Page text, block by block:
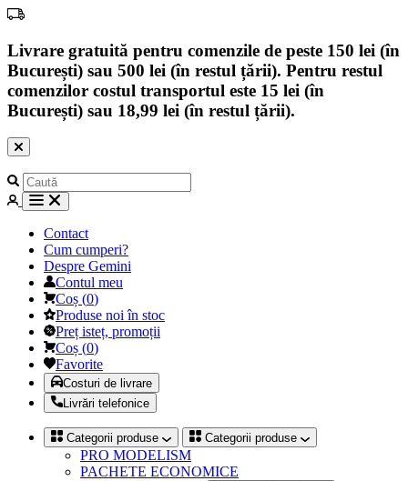
Livrare gratuită pentru comenzile de peste 150 lei (în
București) sau 500 lei (în restul țării). Pentru restul
comenzilor costul transportul este 15 lei (în
București) sau 18,99 lei (în restul țării).
Contact
Cum cumperi?
Despre Gemini
Contul meu
Coș (0)
Produse noi în stoc
Preț isteț, promoții
Coș (0)
Favorite
Costuri de livrare
Livrări telefonice
Categorii produse Categorii produse
PRO MODELISM
PACHETE ECONOMICE